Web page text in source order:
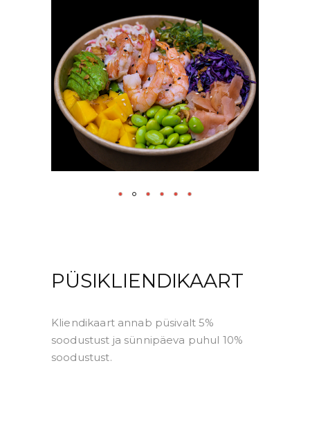
#143 HIIDKREVETT POKE BOWL
12.50€
LISA KORVI
PÜSIKLIENDIKAART
Kliendikaart annab püsivalt 5%
soodustust ja sünnipäeva puhul 10%
soodustust.